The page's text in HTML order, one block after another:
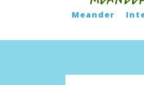
Meander